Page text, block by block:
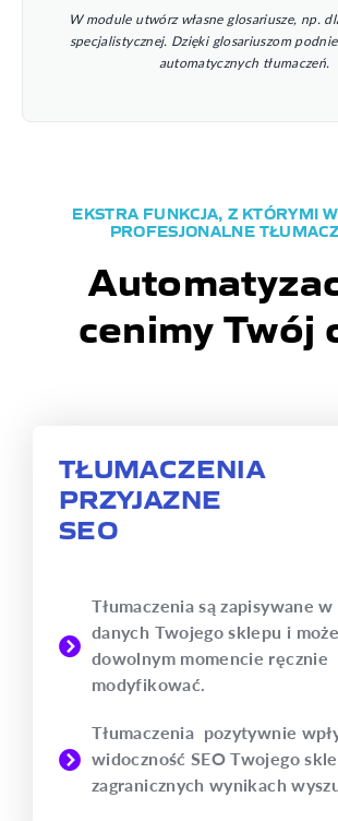
W module utwórz własne glosariusze, np.
specjalistycznej. Dzięki glosariuszom
automatycznych tłumaczeń.
cenimy Twój
EKSTRA FUNKCJA, Z KTÓRYMI
PROFESJONALNE
TŁUMACZENIA
PRZYJAZNE
SEO
Tłumaczenia są zapisywane w
danych Twojego sklepu i
dowolnym momencie ręcznie
modyfikować.
Tłumaczenia pozytywnie
widoczność SEO Twojego
zagranicznych wynikach